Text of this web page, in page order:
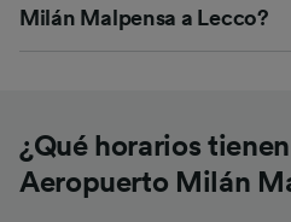
Milán Malpensa a Lecco?
¿Qué horarios
Aeropuerto Milán